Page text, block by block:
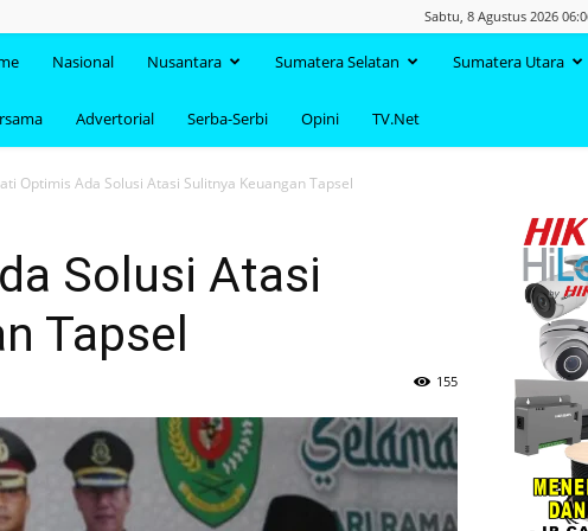
Sabtu, 8 Agustus 2026
Nasional Nusantara Sumatera Selatan Sumatera Utara
Advertorial Serba-Serbi Opini TV.Net
Optimis Ada Solusi Atasi Sulitnya Keuangan Tapsel
Solusi Atasi
Tapsel
155